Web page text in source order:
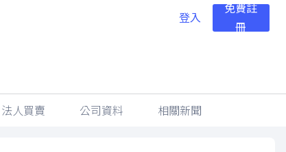
登入
免費註
冊
法人買賣 公司資料 相關新聞